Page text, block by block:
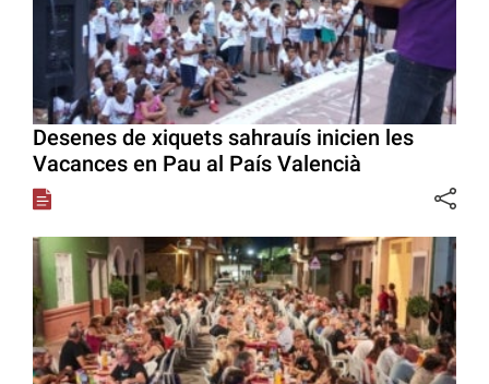
Desenes de xiquets sahrauís inicien les
Vacances en Pau al País Valencià